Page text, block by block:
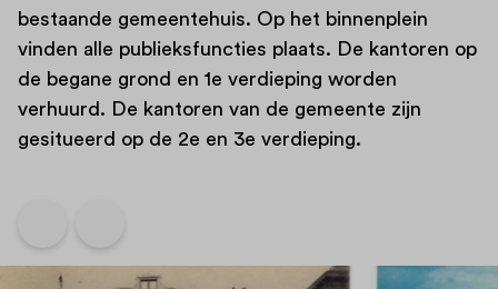
bestaande gemeentehuis. Op het binnenplein
vinden alle publieksfuncties plaats. De kantoren op
de begane grond en 1e verdieping worden
verhuurd. De kantoren van de gemeente zijn
gesitueerd op de 2e en 3e verdieping.